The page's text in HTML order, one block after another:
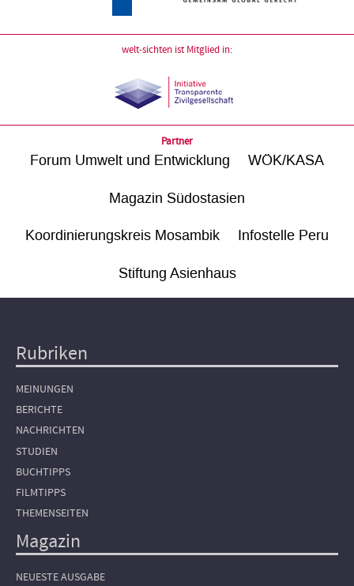
welt-sichten ist Mitglied in:
Partner
Forum Umwelt und Entwicklung WÖK/KASA
Magazin Südostasien
Koordinierungskreis Mosambik Infostelle Peru
Stiftung Asienhaus
Hauptnavigation
Rubriken
MEINUNGEN
BERICHTE
NACHRICHTEN
STUDIEN
BUCHTIPPS
FILMTIPPS
THEMENSEITEN
Magazin
NEUESTE AUSGABE